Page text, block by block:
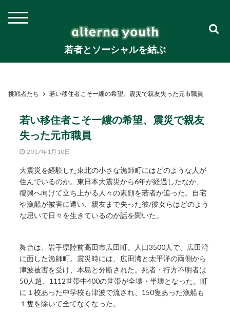
若者とソーシャルを結ぶ
挑戦者たち 若い移住者こそ一縷の希望、震災で親友失った元市職員
若い移住者こそ一縷の希望、震災で親友
失った元市職員
2017年1月10日
大震災を経験した東北の小さな漁師町にはどのような人が
住んでいるのか。東日本大震災から6年が経過したなか、
復興へ向けて立ち上がる人々の素顔を若者が追った。自宅
や漁船が被害に遭い、親友まで失った彼/彼女らはどのよう
な思いで日々を生きているのか話を聞いた。
舞台は、岩手県陸前高田市広田町。人口3500人で、広田湾
に面した漁師町。震災時には、広田湾と太平洋の両側から
津波被害を受け、本島と分断された。死者・行方不明者は
50人超、1112世帯中400の世帯が全壊・半壊となった。町
に１校あった中学校も津波で流され、150隻あった漁船も
１隻を除いて全てなくなった。